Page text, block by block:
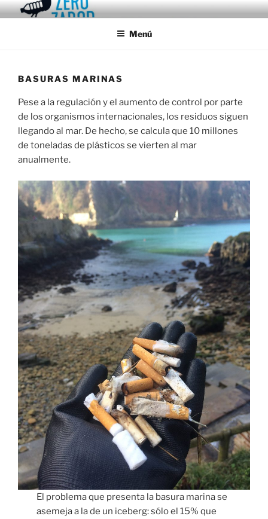
Saltar
al
ZERO ZABOR URETAN
Zabor hoberena, sortzen ez dena
Menú
BASURAS MARINAS
Pese a la regulación y el aumento de control por parte
de los organismos internacionales, los residuos siguen
llegando al mar. De hecho, se calcula que 10 millones
de toneladas de plásticos se vierten al mar
anualmente.
El problema que presenta la basura marina se
asemeja a la de un iceberg: sólo el 15% que